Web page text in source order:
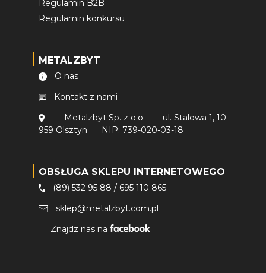
Regulamin B2B
Regulamin konkursu
METALZBYT
O nas
Kontakt z nami
Metalzbyt Sp. z o.o
ul. Stalowa 1, 10-
959 Olsztyn
NIP: 739-020-03-18
OBSŁUGA SKLEPU INTERNETOWEGO
(89) 532 95 88 / 695 110 865
sklep@metalzbyt.com.pl
Znajdz nas na